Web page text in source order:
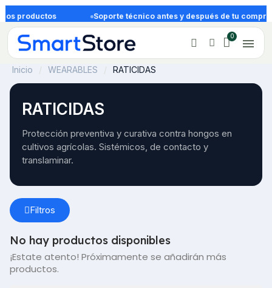
productos Soporte técnico antes y después de tu compra
Inicio WEARABLES RATICIDAS
RATICIDAS
Protección preventiva y curativa contra hongos en
cultivos agrícolas. Sistémicos, de contacto y
translaminar.
Filtros
No hay productos disponibles
¡Estate atento! Próximamente se añadirán más
productos.